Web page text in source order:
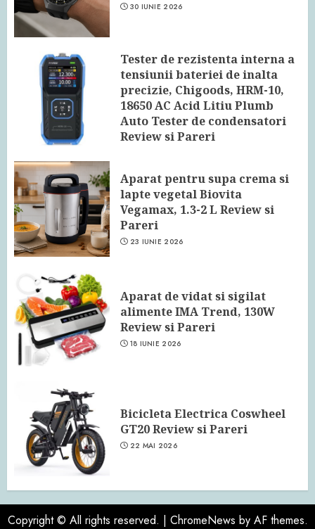
30 IUNIE 2026
Tester de rezistenta interna a
tensiunii bateriei de inalta
precizie, Chigoods, HRM-10,
18650 AC Acid Litiu Plumb
Auto Tester de condensatori
Review si Pareri
Aparat pentru supa crema si
lapte vegetal Biovita
Vegamax, 1.3-2 L Review si
Pareri
23 IUNIE 2026
Aparat de vidat si sigilat
alimente IMA Trend, 130W
Review si Pareri
18 IUNIE 2026
Bicicleta Electrica Coswheel
GT20 Review si Pareri
22 MAI 2026
Copyright © All rights reserved. | ChromeNews by AF themes.